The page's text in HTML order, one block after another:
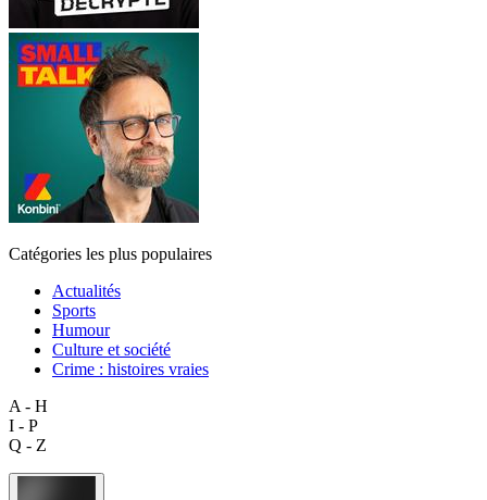
Catégories les plus populaires
Actualités
Sports
Humour
Culture et société
Crime : histoires vraies
A - H
I - P
Q - Z